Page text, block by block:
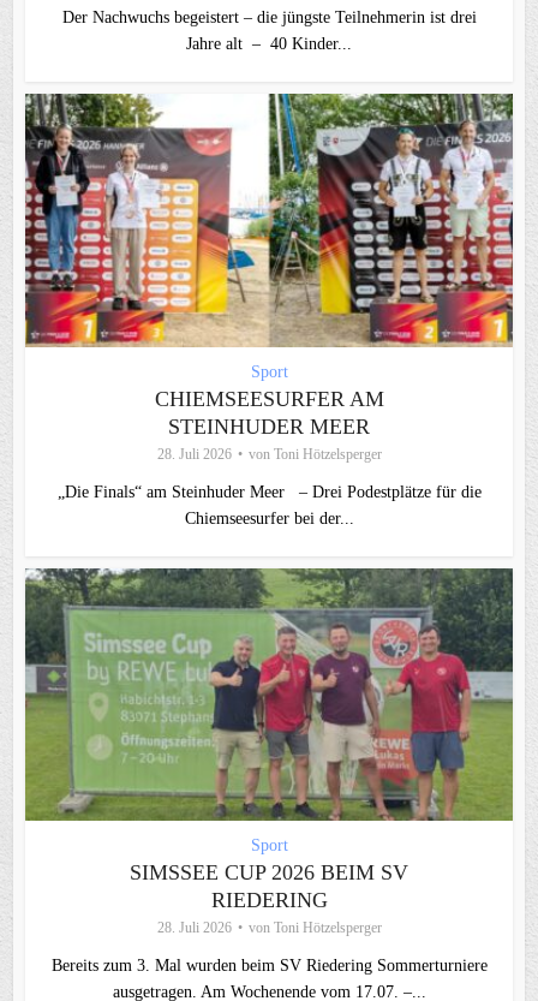
Der Nachwuchs begeistert – die jüngste Teilnehmerin ist drei
Jahre alt – 40 Kinder...
Sport
CHIEMSEESURFER AM
STEINHUDER MEER
28. Juli 2026 von Toni Hötzelsperger
„Die Finals“ am Steinhuder Meer – Drei Podestplätze für die
Chiemseesurfer bei der...
Sport
SIMSSEE CUP 2026 BEIM SV
RIEDERING
28. Juli 2026 von Toni Hötzelsperger
Bereits zum 3. Mal wurden beim SV Riedering Sommerturniere
ausgetragen. Am Wochenende vom 17.07. –...